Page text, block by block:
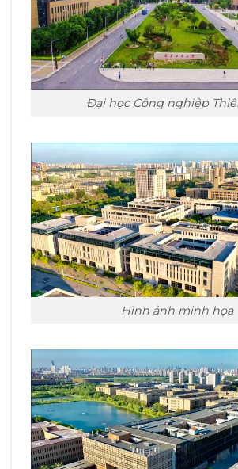
Đại học Công nghiệp
Hình ảnh minh họa